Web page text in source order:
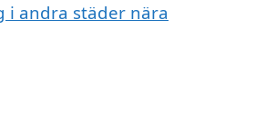
i andra städer nära